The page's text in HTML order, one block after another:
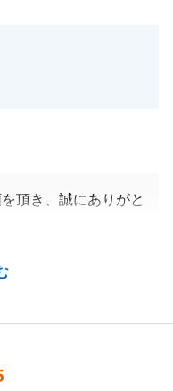
頂き、誠にありがと
ざいましたら、お気